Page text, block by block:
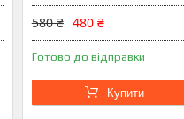
580 ₴ 480 ₴
Готово до відправки
Купити